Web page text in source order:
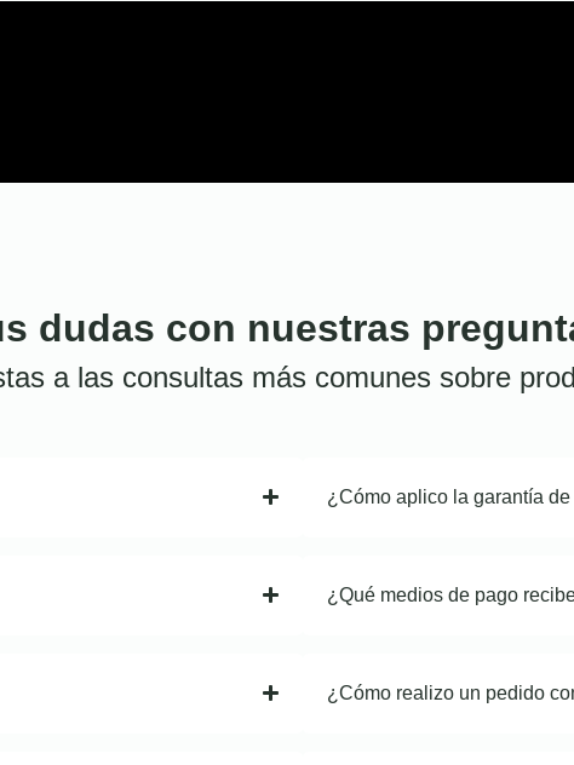
dudas con nuestras
a las consultas más comunes sobre
¿Cómo aplico la garantía
¿Qué medios de pago
¿Cómo realizo un pedido